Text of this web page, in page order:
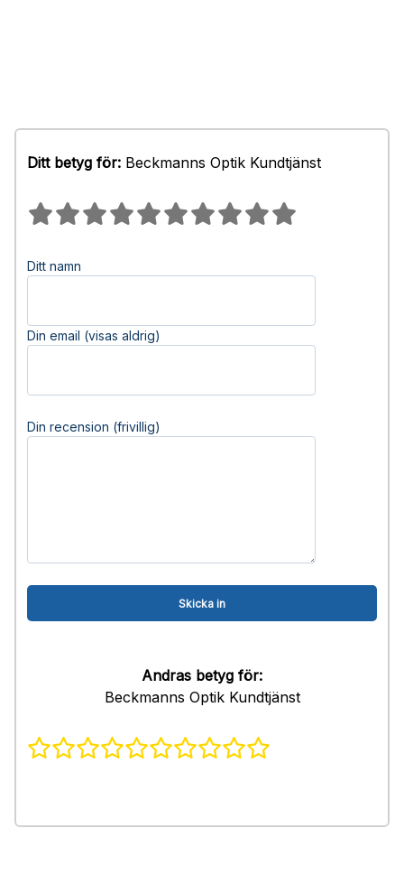
Ditt betyg för: Beckmanns Optik Kundtjänst
Ditt namn
Din email (visas aldrig)
Din recension (frivillig)
Andras betyg för:
Beckmanns Optik Kundtjänst